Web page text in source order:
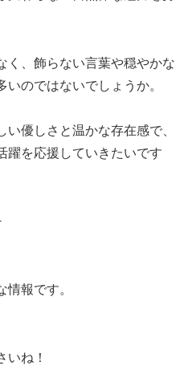
く、飾らない言葉や穏やかな
のではないでしょうか。
優しさと温かな存在感で、
躍を応援していきたいです
報です。
いね！